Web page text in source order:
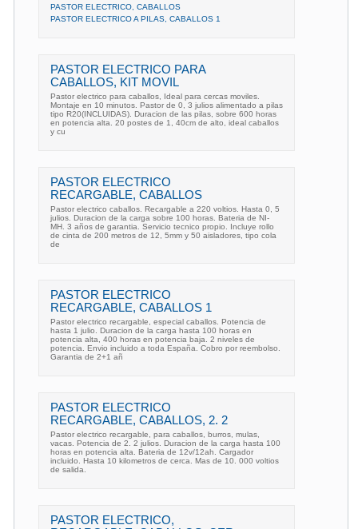
PASTOR ELECTRICO, CABALLOS
PASTOR ELECTRICO A PILAS, CABALLOS 1
PASTOR ELECTRICO PARA
CABALLOS, KIT MOVIL
Pastor electrico para caballos, Ideal para cercas moviles.
Montaje en 10 minutos. Pastor de 0, 3 julios alimentado a pilas
tipo R20(INCLUIDAS). Duracion de las pilas, sobre 600 horas
en potencia alta. 20 postes de 1, 40cm de alto, ideal caballos
y cu
PASTOR ELECTRICO
RECARGABLE, CABALLOS
Pastor electrico caballos. Recargable a 220 voltios. Hasta 0, 5
julios. Duracion de la carga sobre 100 horas. Bateria de NI-
MH. 3 años de garantia. Servicio tecnico propio. Incluye rollo
de cinta de 200 metros de 12, 5mm y 50 aisladores, tipo cola
de
PASTOR ELECTRICO
RECARGABLE, CABALLOS 1
Pastor electrico recargable, especial caballos. Potencia de
hasta 1 julio. Duracion de la carga hasta 100 horas en
potencia alta, 400 horas en potencia baja. 2 niveles de
potencia. Envio incluido a toda España. Cobro por reembolso.
Garantia de 2+1 añ
PASTOR ELECTRICO
RECARGABLE, CABALLOS, 2. 2
Pastor electrico recargable, para caballos, burros, mulas,
vacas. Potencia de 2. 2 julios. Duracion de la carga hasta 100
horas en potencia alta. Bateria de 12v/12ah. Cargador
incluido. Hasta 10 kilometros de cerca. Mas de 10. 000 voltios
de salida.
PASTOR ELECTRICO,